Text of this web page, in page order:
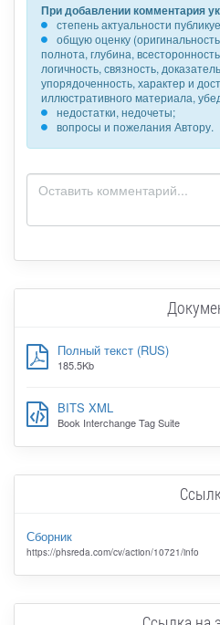
При добавлении комментария
степень актуальности
общую оценку
полнота, глубина,
логичность, связность,
упорядоченность, характер и
иллюстративного материала,
недостатки, недочеты;
вопросы и пожелания Автору.
Полный текст (RUS)
185.5Kb
BITS XML
Book Interchange Tag Suite
Сборник
https://phsreda.com/cv/action/10721/info